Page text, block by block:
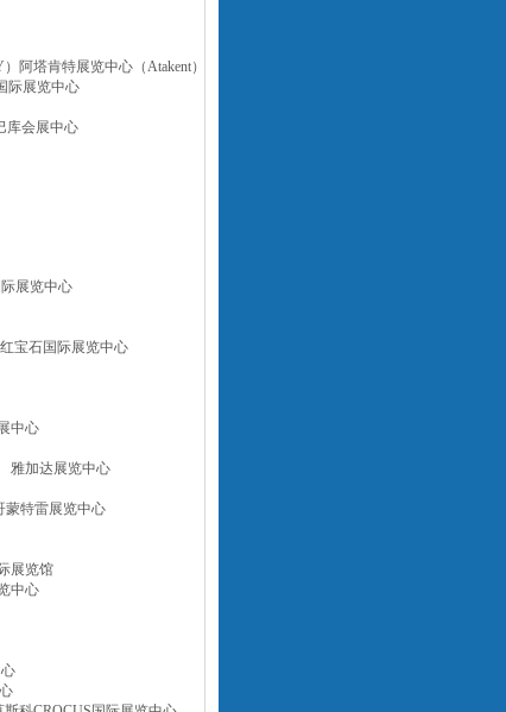
阿塔肯特展览中心（Atakent）
际展览中心
库会展中心
展览中心
宝石国际展览中心
中心
雅加达展览中心
蒙特雷展览中心
展览馆
中心